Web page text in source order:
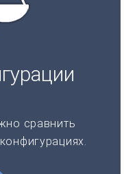
сравнить